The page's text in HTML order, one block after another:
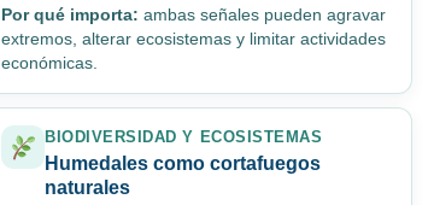
Por qué importa: ambas señales pueden agravar
extremos, alterar ecosistemas y limitar actividades
económicas.
BIODIVERSIDAD Y ECOSISTEMAS
Humedales como cortafuegos
naturales